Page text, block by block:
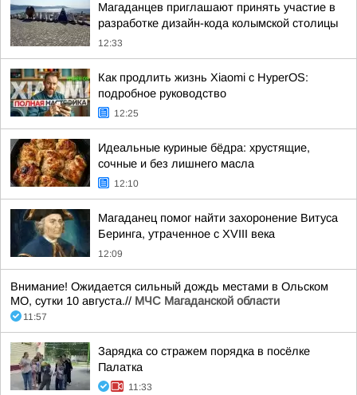
Магаданцев приглашают принять участие в
разработке дизайн-кода колымской столицы
12:33
Как продлить жизнь Xiaomi с HyperOS:
подробное руководство
12:25
Идеальные куриные бёдра: хрустящие,
сочные и без лишнего масла
12:10
Магаданец помог найти захоронение Витуса
Беринга, утраченное с XVIII века
12:09
Внимание! Ожидается сильный дождь местами в Ольском
МО, сутки 10 августа.// МЧС Магаданской области
11:57
Зарядка со стражем порядка в посёлке
Палатка
11:33